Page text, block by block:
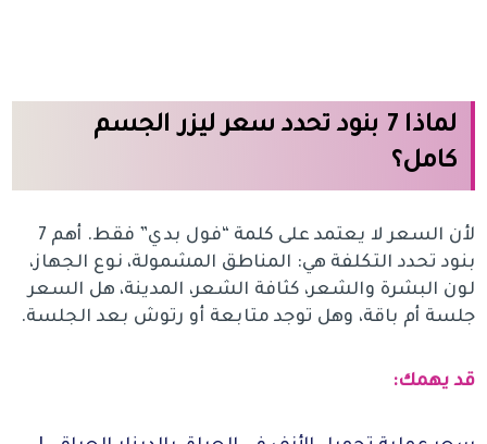
لماذا 7 بنود تحدد سعر ليزر الجسم
كامل؟
لأن السعر لا يعتمد على كلمة “فول بدي” فقط. أهم 7
بنود تحدد التكلفة هي: المناطق المشمولة، نوع الجهاز،
لون البشرة والشعر، كثافة الشعر، المدينة، هل السعر
جلسة أم باقة، وهل توجد متابعة أو رتوش بعد الجلسة.
قد يهمك: